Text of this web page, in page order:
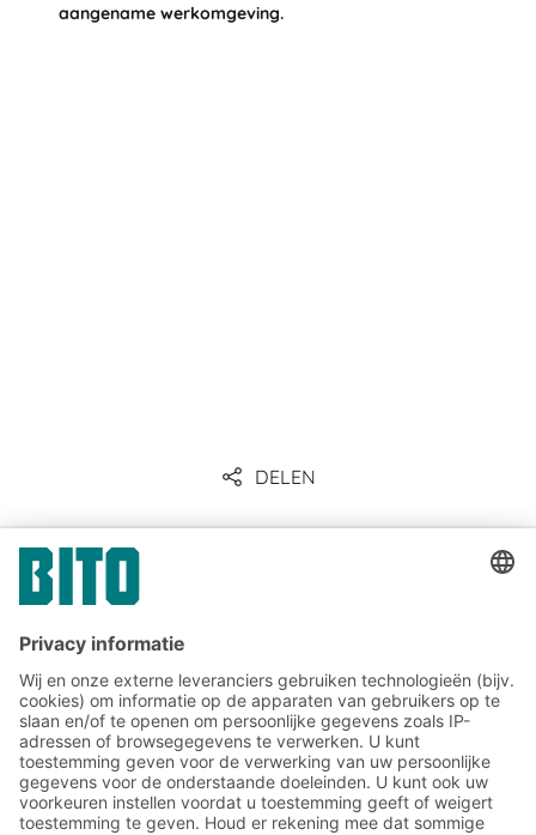
aangename werkomgeving.
DELEN
Meld u nu aan voor de BITO-
nieuwsbrief:
Magazijn- en logistiek